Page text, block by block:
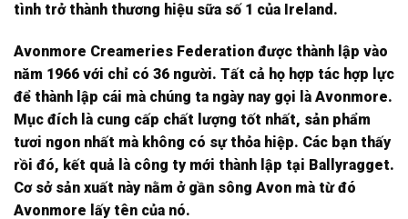
tình trở thành thương hiệu sữa số 1 của Ireland.
Avonmore Creameries Federation được thành lập vào
năm 1966 với chỉ có 36 người. Tất cả họ hợp tác hợp lực
để thành lập cái mà chúng ta ngày nay gọi là Avonmore.
Mục đích là cung cấp chất lượng tốt nhất, sản phẩm
tươi ngon nhất mà không có sự thỏa hiệp. Các bạn thấy
rồi đó, kết quả là công ty mới thành lập tại Ballyragget.
Cơ sở sản xuất này nằm ở gần sông Avon mà từ đó
Avonmore lấy tên của nó.